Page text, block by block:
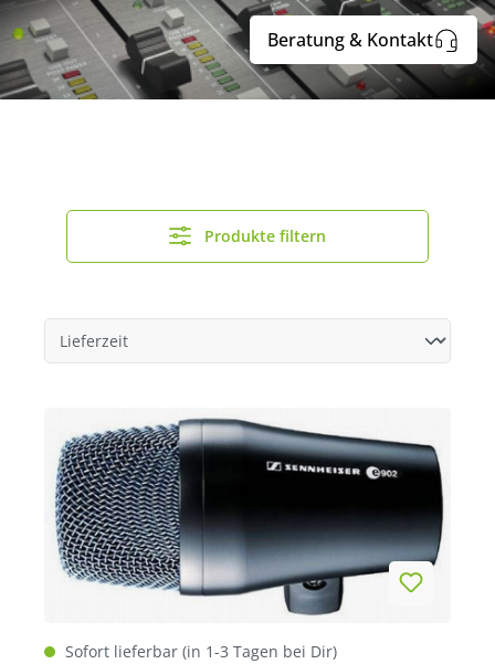
Beratung & Kontakt
Produkte filtern
Sofort lieferbar (in 1-3 Tagen bei Dir)